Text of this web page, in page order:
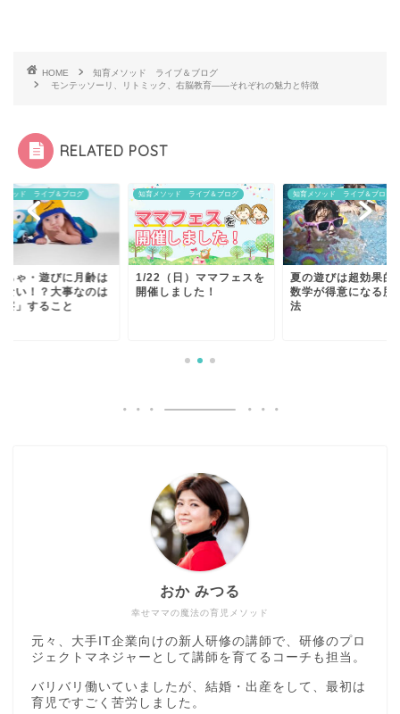
HOME
知育メソッド ライブ＆ブログ
モンテッソーリ、リトミック、右脳教育——それぞれの魅力と特徴
RELATED POST
ソッド ライブ＆ブログ
ちゃ・遊びに月齢は
ない！？大事なのは
察」すること
知育メソッド ライブ＆ブログ
1/22（日）ママフェスを
開催しました！
知育メソッド ライブ＆ブログ
夏の遊びは超効果的
数学が得意になる脳
法
幸せママの魔法の育児メソッド
おか みつる
元々、大手IT企業向けの新人研修の講師で、研修のプロ
ジェクトマネジャーとして講師を育てるコーチも担当。
バリバリ働いていましたが、結婚・出産をして、最初は
育児ですごく苦労しました。